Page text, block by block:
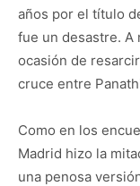
años por el título
fue un desastre. A
ocasión de
cruce entre
Como en los
Madrid hizo la
una penosa